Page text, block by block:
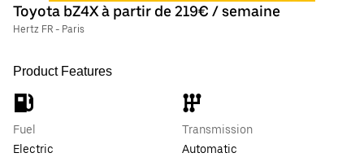
Toyota bZ4X à partir de 219€ / semaine
Hertz FR - Paris
Product Features
Fuel
Electric
Transmission
Automatic